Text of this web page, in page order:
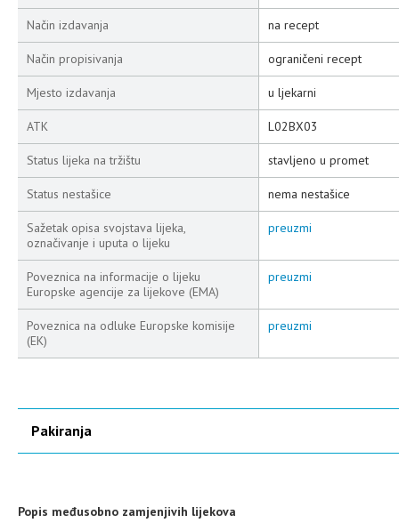
Način izdavanja na recept
Način propisivanja ograničeni recept
Mjesto izdavanja u ljekarni
ATK L02BX03
Status lijeka na tržištu stavljeno u promet
Status nestašice nema nestašice
Sažetak opisa svojstava lijeka,
označivanje i uputa o lijeku
preuzmi
Poveznica na informacije o lijeku
Europske agencije za lijekove (EMA)
preuzmi
Poveznica na odluke Europske komisije
(EK)
preuzmi
Pakiranja
Popis međusobno zamjenjivih lijekova